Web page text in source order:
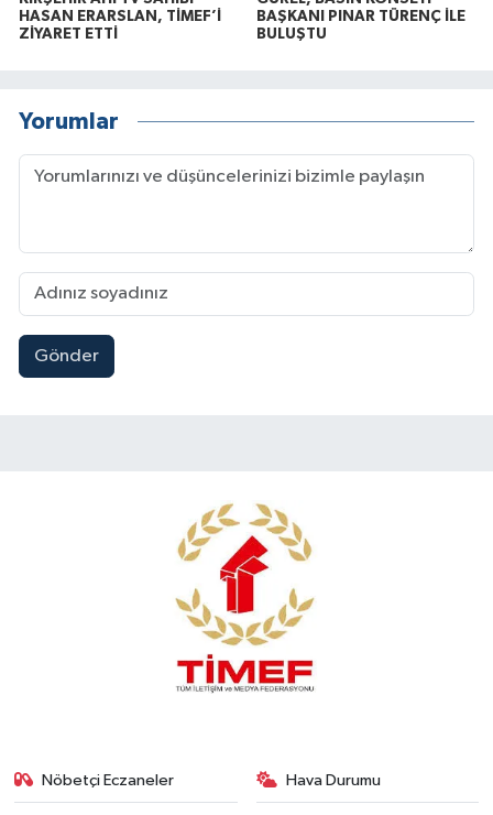
HASAN ERARSLAN, TİMEF’İ
ZİYARET ETTİ
BAŞKANI PINAR TÜRENÇ İLE
BULUŞTU
Yorumlar
Gönder
Nöbetçi Eczaneler Hava Durumu